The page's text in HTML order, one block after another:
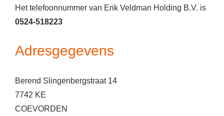
Het telefoonnummer van Erik Veldman Holding B.V. is
0524-518223
Adresgegevens
Berend Slingenbergstraat 14
7742 KE
COEVORDEN